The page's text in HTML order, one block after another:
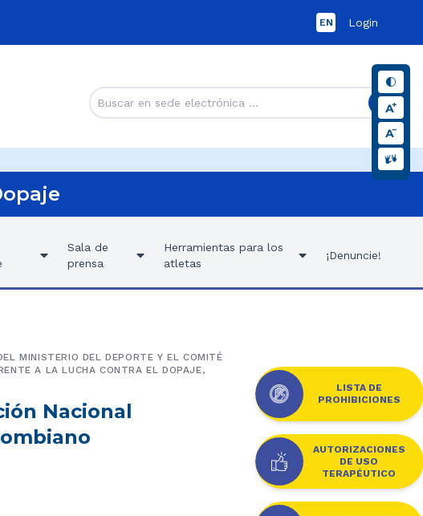
EN Login
Sala de
prensa
Herramientas para los
atletas
¡Denuncie!
Nacional
MINISTERIO DEL DEPORTE Y EL COMITÉ
A LA LUCHA CONTRA EL DOPAJE,
LISTA DE
PROHIBICIONES
AUTORIZACIONES
DE USO
TERAPÉUTICO